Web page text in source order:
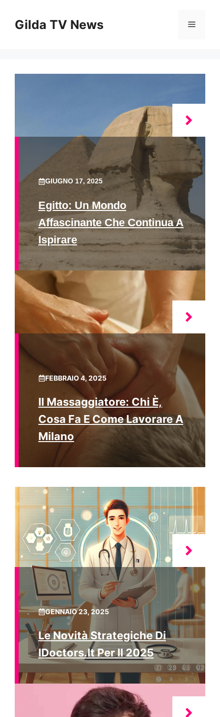
contenuto
Gilda TV News Menu
GIUGNO 17, 2025
Egitto: Un Mondo
Affascinante Che Continua A
Ispirare
FEBBRAIO 4, 2025
Il Massaggiatore: Chi È,
Cosa Fa E Come Lavorare A
Milano
GENNAIO 23, 2025
Le Novità Strategiche Di
IDoctors.it Per Il 2025